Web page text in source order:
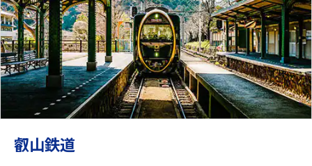
叡山鉄道